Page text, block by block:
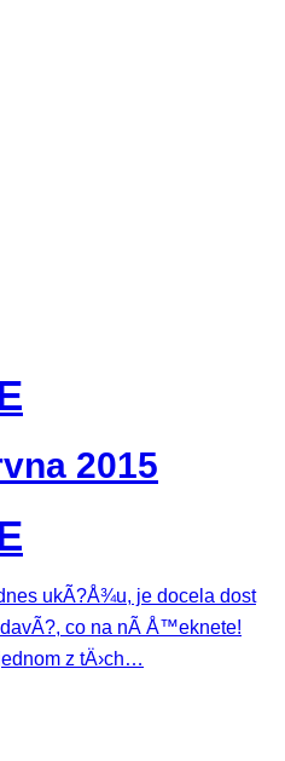
2015
ukÃ?Å¾u, je docela dost
co na nÃ­ Å™eknete!
z tÄ›ch…